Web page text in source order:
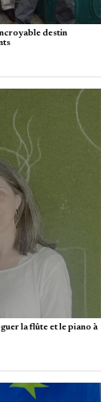
destin
la flûte et le piano à